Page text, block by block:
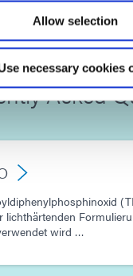
Allow selection
necessary cookies
Asked
lichthärtenden
wird …